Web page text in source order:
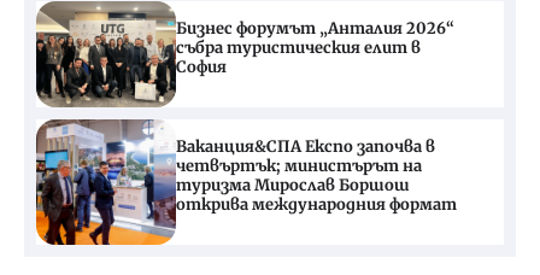
Бизнес форумът „Анталия 2026“
събра туристическия елит в
София
Ваканция&СПА Експо започва в
четвъртък; министърът на
туризма Мирослав Боршош
открива международния формат